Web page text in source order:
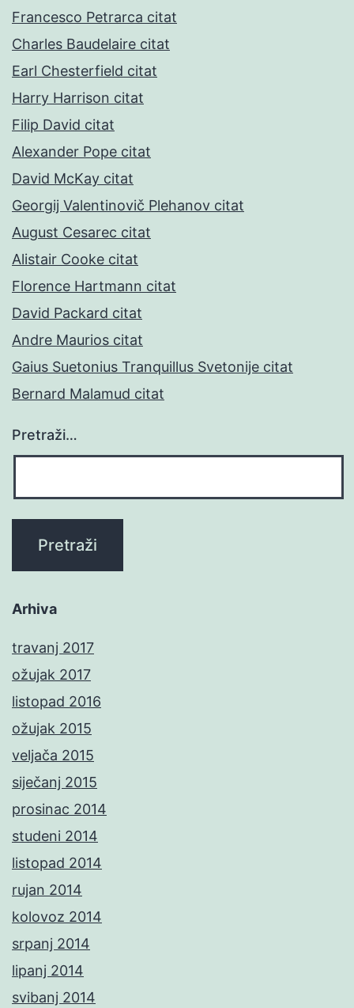
Francesco Petrarca citat
Charles Baudelaire citat
Earl Chesterfield citat
Harry Harrison citat
Filip David citat
Alexander Pope citat
David McKay citat
Georgij Valentinovič Plehanov citat
August Cesarec citat
Alistair Cooke citat
Florence Hartmann citat
David Packard citat
Andre Maurios citat
Gaius Suetonius Tranquillus Svetonije citat
Bernard Malamud citat
Pretraži…
Arhiva
travanj 2017
ožujak 2017
listopad 2016
ožujak 2015
veljača 2015
siječanj 2015
prosinac 2014
studeni 2014
listopad 2014
rujan 2014
kolovoz 2014
srpanj 2014
lipanj 2014
svibanj 2014